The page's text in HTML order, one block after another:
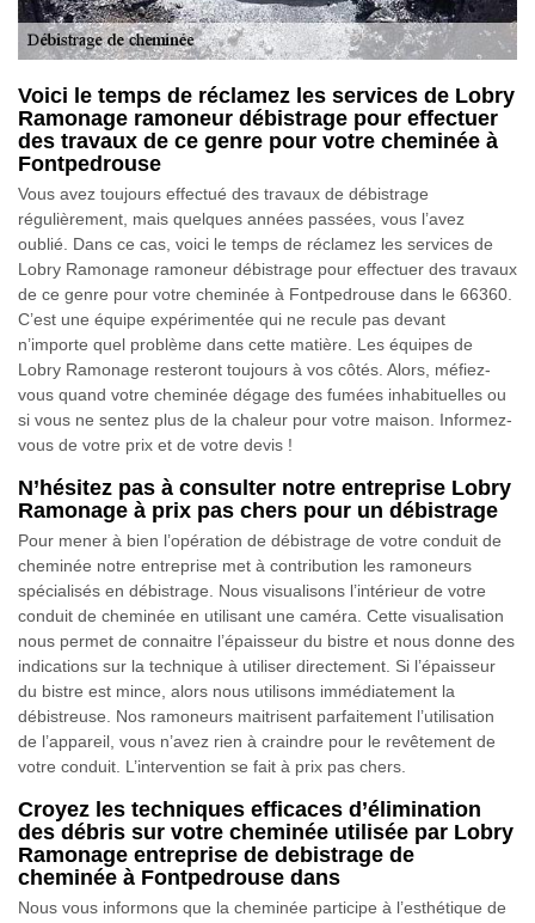
Voici le temps de réclamez les services de Lobry
Ramonage ramoneur débistrage pour effectuer
des travaux de ce genre pour votre cheminée à
Fontpedrouse
Vous avez toujours effectué des travaux de débistrage
régulièrement, mais quelques années passées, vous l’avez
oublié. Dans ce cas, voici le temps de réclamez les services de
Lobry Ramonage ramoneur débistrage pour effectuer des travaux
de ce genre pour votre cheminée à Fontpedrouse dans le 66360.
C’est une équipe expérimentée qui ne recule pas devant
n’importe quel problème dans cette matière. Les équipes de
Lobry Ramonage resteront toujours à vos côtés. Alors, méfiez-
vous quand votre cheminée dégage des fumées inhabituelles ou
si vous ne sentez plus de la chaleur pour votre maison. Informez-
vous de votre prix et de votre devis !
N’hésitez pas à consulter notre entreprise Lobry
Ramonage à prix pas chers pour un débistrage
Pour mener à bien l’opération de débistrage de votre conduit de
cheminée notre entreprise met à contribution les ramoneurs
spécialisés en débistrage. Nous visualisons l’intérieur de votre
conduit de cheminée en utilisant une caméra. Cette visualisation
nous permet de connaitre l’épaisseur du bistre et nous donne des
indications sur la technique à utiliser directement. Si l’épaisseur
du bistre est mince, alors nous utilisons immédiatement la
débistreuse. Nos ramoneurs maitrisent parfaitement l’utilisation
de l’appareil, vous n’avez rien à craindre pour le revêtement de
votre conduit. L’intervention se fait à prix pas chers.
Croyez les techniques efficaces d’élimination
des débris sur votre cheminée utilisée par Lobry
Ramonage entreprise de debistrage de
cheminée à Fontpedrouse dans
Nous vous informons que la cheminée participe à l’esthétique de